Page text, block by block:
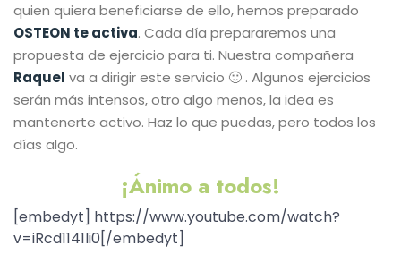
quien quiera beneficiarse de ello, hemos preparado
OSTEON te activa. Cada día prepararemos una
propuesta de ejercicio para ti. Nuestra compañera
Raquel va a dirigir este servicio 🙂 . Algunos ejercicios
serán más intensos, otro algo menos, la idea es
mantenerte activo. Haz lo que puedas, pero todos los
días algo.
¡Ánimo a todos!
[embedyt] https://www.youtube.com/watch?
v=iRcd1141li0[/embedyt]